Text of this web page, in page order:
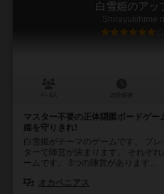
白雪姫のアッ
Shirayukihime
マスター不要の正体隠匿ボードゲ
姫を守りきれ!
白雪姫がテーマのゲームです。 プ
ターで陣営が決まります。 それぞ
ームです。 3つの陣営があります...
オカベニアス